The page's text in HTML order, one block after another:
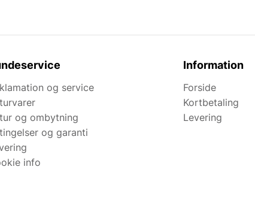
og service
og ombytning
og garanti
info
Information
Forside
Kortbetaling
Levering